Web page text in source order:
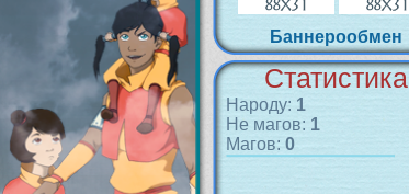
Баннерообмен
Статистика
Народу: 1
Не магов: 1
Магов: 0